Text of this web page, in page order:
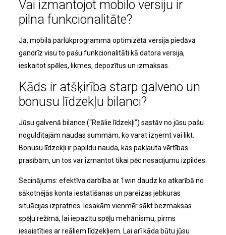
Vai izmantojot mobilo versiju ir
pilna funkcionalitāte?
Jā, mobilā pārlūkprogrammā optimizētā versija piedāvā
gandrīz visu to pašu funkcionalitāti kā datora versija,
ieskaitot spēles, likmes, depozītus un izmaksas.
Kāds ir atšķirība starp galveno un
bonusu līdzekļu bilanci?
Jūsu galvenā bilance (“Reālie līdzekļi”) sastāv no jūsu pašu
noguldītajām naudas summām, ko varat izņemt vai likt.
Bonusu līdzekļi ir papildu nauda, kas pakļauta vērtības
prasībām, un tos var izmantot tikai pēc nosacījumu izpildes.
Secinājums: efektīva darbība ar 1win daudz ko atkarībā no
sākotnējās konta iestatīšanas un pareizas jebkuras
situācijas izpratnes. Iesakām vienmēr sākt bezmaksas
spēļu režīmā, lai iepazītu spēļu mehānismu, pirms
iesaistīties ar reāliem līdzekļiem. Lai arī kāda būtu jūsu